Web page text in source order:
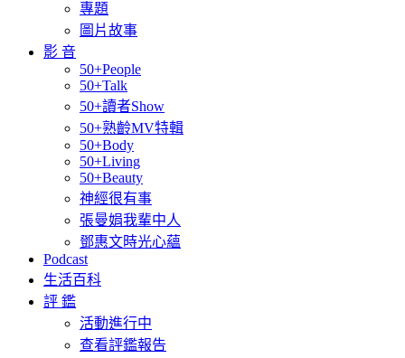
專題
圖片故事
影 音
50+People
50+Talk
50+讀者Show
50+熟齡MV特輯
50+Body
50+Living
50+Beauty
神經很有事
張曼娟我輩中人
鄧惠文時光心蘊
Podcast
生活百科
評 鑑
活動進行中
查看評鑑報告